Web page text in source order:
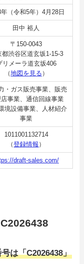
（令和5年）4月28日
田中 裕人
〒150-0043
都渋谷区道玄坂1-15-3
リメーラ道玄坂406
（地図を見る ）
・ガス販売事業、販売
事業、通信回線事業
境設備事業、人材紹介
事業
1011001132714
（登録情報 ）
draft-sales.com/
は「C2026438」